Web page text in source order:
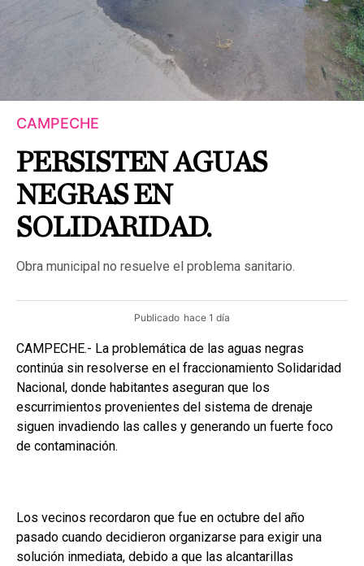
CAMPECHE
PERSISTEN AGUAS
NEGRAS EN
SOLIDARIDAD.
Obra municipal no resuelve el problema sanitario.
Publicado hace 1 día
CAMPECHE.- La problemática de las aguas negras
continúa sin resolverse en el fraccionamiento Solidaridad
Nacional, donde habitantes aseguran que los
escurrimientos provenientes del sistema de drenaje
siguen invadiendo las calles y generando un fuerte foco
de contaminación.
Los vecinos recordaron que fue en octubre del año
pasado cuando decidieron organizarse para exigir una
solución inmediata, debido a que las alcantarillas